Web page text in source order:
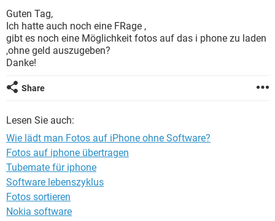
FACEBOOK
WHATSAPP
FACEBOOK
ANDROID
WINDOWS 10 INSTAGRAM
WHATSAPP
Guten Tag,
Ich hatte auch noch eine FRage ,
gibt es noch eine Möglichkeit fotos auf das i phone zu laden
,ohne geld auszugeben?
Danke!
Share
Lesen Sie auch:
Wie lädt man Fotos auf iPhone ohne Software?
Fotos auf iphone übertragen
Tubemate für iphone
Software lebenszyklus
Fotos sortieren
Nokia software